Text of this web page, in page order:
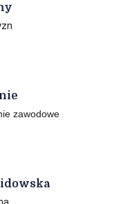
zawodowe